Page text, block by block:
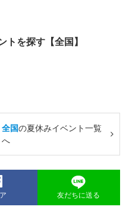
トを探す【全国】
全国の夏休みイベント一覧
へ
友だちに送る